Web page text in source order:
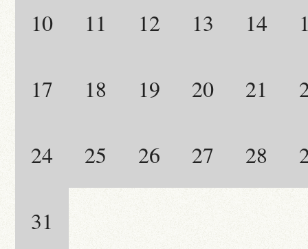
10 11 12 13 14
17 18 19 20 21
24 25 26 27 28
31